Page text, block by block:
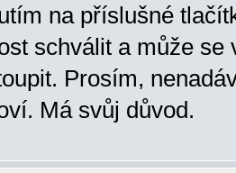
na příslušné
schválit a může se
Prosím,
Má svůj důvod.